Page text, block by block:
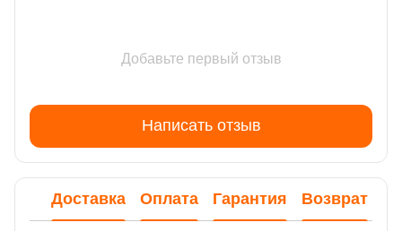
Добавьте первый отзыв
Написать отзыв
Доставка Оплата Гарантия Возврат